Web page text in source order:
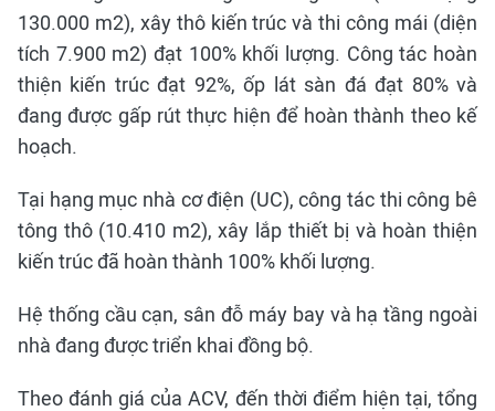
130.000 m2), xây thô kiến trúc và thi công mái (diện
tích 7.900 m2) đạt 100% khối lượng. Công tác hoàn
thiện kiến trúc đạt 92%, ốp lát sàn đá đạt 80% và
đang được gấp rút thực hiện để hoàn thành theo kế
hoạch.
Tại hạng mục nhà cơ điện (UC), công tác thi công bê
tông thô (10.410 m2), xây lắp thiết bị và hoàn thiện
kiến trúc đã hoàn thành 100% khối lượng.
Hệ thống cầu cạn, sân đỗ máy bay và hạ tầng ngoài
nhà đang được triển khai đồng bộ.
Theo đánh giá của ACV, đến thời điểm hiện tại, tổng